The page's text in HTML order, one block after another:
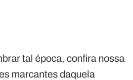
tal época, confira nossa
marcantes daquela